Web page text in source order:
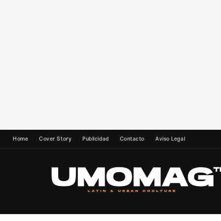
Home Cover Story Publicidad Contacto Aviso Legal